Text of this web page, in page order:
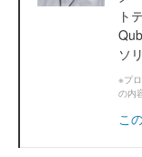
ト
ソ
※プ
の内
こ